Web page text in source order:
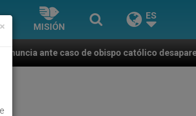
MISIÓN
ES
católico desaparecido por la dictadura
×